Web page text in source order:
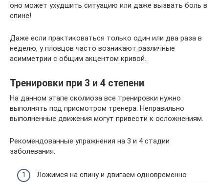
оно может ухудшить ситуацию или даже вызвать боль в
спине!
Даже если практиковаться только один или два раза в
неделю, у пловцов часто возникают различные
асимметрии с общим акцентом кривой.
Тренировки при 3 и 4 степени
На данном этапе сколиоза все тренировки нужно
выполнять под присмотром тренера. Неправильно
выполненные движения могут привести к осложнениям.
Рекомендованные упражнения на 3 и 4 стадии
заболевания:
Ложимся на спину и двигаем одновременно